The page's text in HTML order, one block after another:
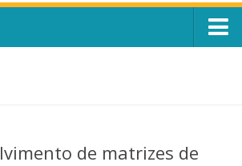
OUVIDORIA
CONTATO
e Órgãos
de matrizes de